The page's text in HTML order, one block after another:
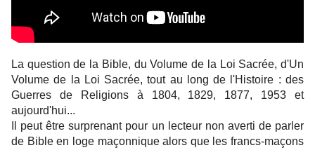
La question de la Bible, du Volume de la Loi Sacrée, d'Un
Volume de la Loi Sacrée, tout au long de l'Histoire : des
Guerres de Religions à 1804, 1829, 1877, 1953 et
aujourd'hui...
Il peut être surprenant pour un lecteur non averti de parler
de Bible en loge maçonnique alors que les francs-maçons